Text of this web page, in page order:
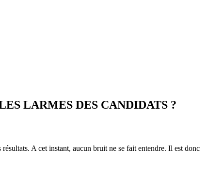
LARMES DES CANDIDATS ?
A cet instant, aucun bruit ne se fait entendre. Il est donc